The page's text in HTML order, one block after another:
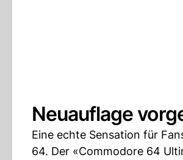
Neuauflage
Eine echte Sensation für
64. Der «Commodore 64